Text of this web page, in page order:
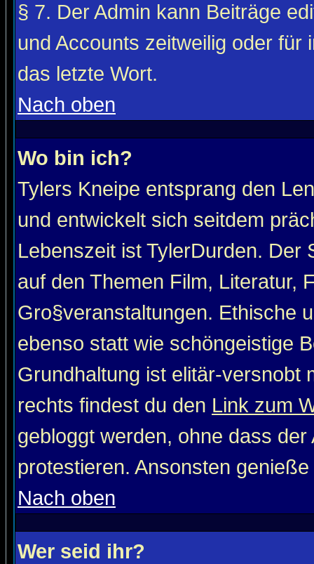
§ 7. Der Admin kann Beiträge
und Accounts zeitweilig oder
das letzte Wort.
Nach oben
Wo bin ich?
Tylers Kneipe entsprang den
und entwickelt sich seitdem
Lebenszeit ist TylerDurden. Der
auf den Themen Film, Literatur,
Gro§veranstaltungen. Ethische
ebenso statt wie schöngeistige
Grundhaltung ist elitär-versnobt
rechts findest du den Link zum
gebloggt werden, ohne dass
protestieren. Ansonsten
Nach oben
Wer seid ihr?